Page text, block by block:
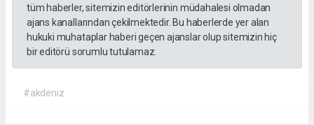
tüm haberler, sitemizin editörlerinin müdahalesi olmadan
ajans kanallarından çekilmektedir. Bu haberlerde yer alan
hukuki muhataplar haberi geçen ajanslar olup sitemizin hiç
bir editörü sorumlu tutulamaz.
#akdeniz